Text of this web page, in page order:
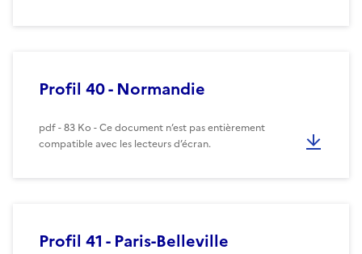
Profil 40 - Normandie
pdf - 83 Ko - Ce document n’est pas entièrement
compatible avec les lecteurs d’écran.
Profil 41 - Paris-Belleville